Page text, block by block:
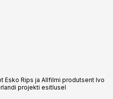
Esko Rips ja Allfilmi produtsent Ivo
projekti esitlusel